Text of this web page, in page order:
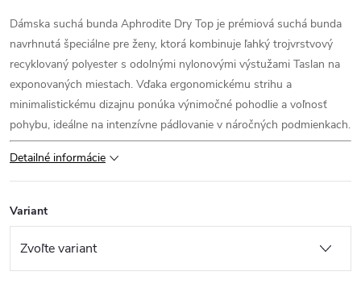
Dámska suchá bunda Aphrodite Dry Top je prémiová suchá bunda
navrhnutá špeciálne pre ženy, ktorá kombinuje ľahký trojvrstvový
recyklovaný polyester s odolnými nylonovými výstužami Taslan na
exponovaných miestach. Vďaka ergonomickému strihu a
minimalistickému dizajnu ponúka výnimočné pohodlie a voľnosť
pohybu, ideálne na intenzívne pádlovanie v náročných podmienkach.
Detailné informácie
Variant